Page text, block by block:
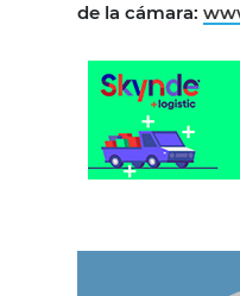
de la cámara: